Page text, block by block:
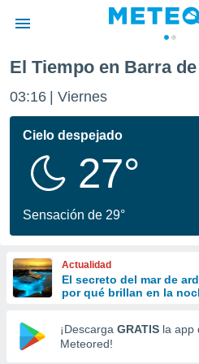
de
por
se
calidad.
a este
las
y
forma
digital
basada
El Tiempo en Barra
03:16 Viernes
Cielo despejado
27°
Sensación de 29°
Actualidad
El secreto del mar de
por qué brillan en la
¡Descarga GRATIS la app
Meteored!